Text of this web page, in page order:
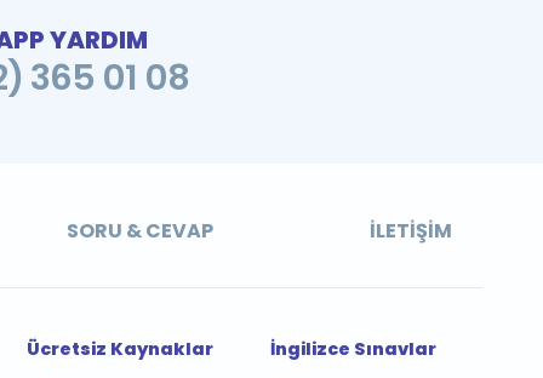
YARDIM
365 01 08
SORU & CEVAP İLETIŞIM
Ücretsiz Kaynaklar
İngilizce Sınavlar